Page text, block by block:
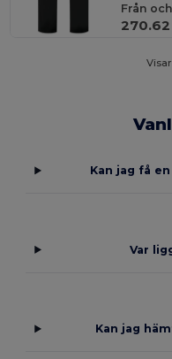
Från
Kan jag få
Var
Kan jag